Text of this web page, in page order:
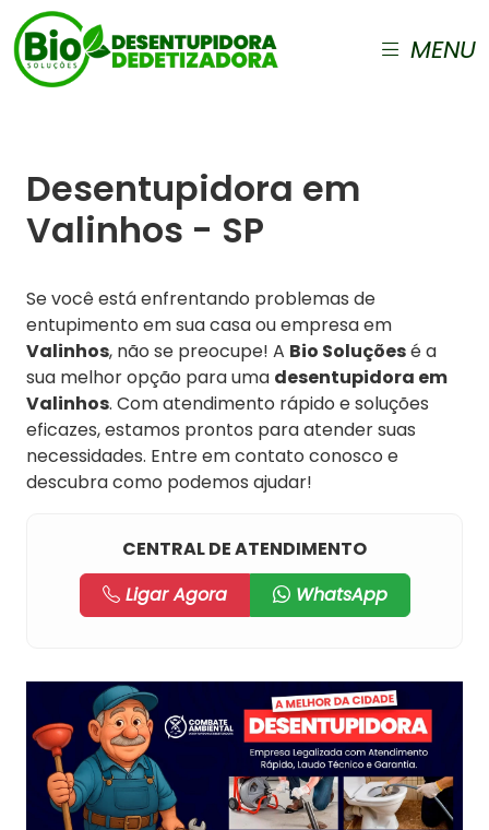
MENU
Desentupidora em
Valinhos - SP
Se você está enfrentando problemas de
entupimento em sua casa ou empresa em
Valinhos, não se preocupe! A Bio Soluçõesé a
sua melhor opção para uma desentupidora em
Valinhos. Com atendimento rápido e soluções
eficazes, estamos prontos para atender suas
necessidades. Entre em contato conosco e
descubra como podemos ajudar!
CENTRAL DE ATENDIMENTO
Ligar Agora
WhatsApp